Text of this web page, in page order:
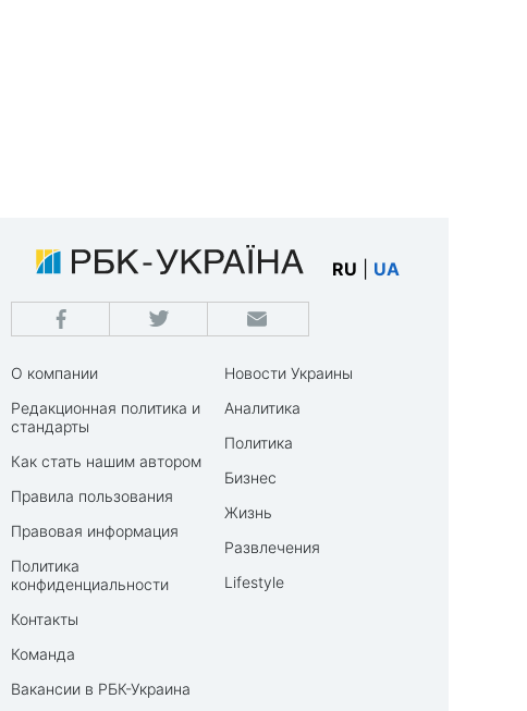
RU UA
О компании
Редакционная политика и
стандарты
Как стать нашим автором
Правила пользования
Правовая информация
Политика
конфиденциальности
Контакты
Команда
Вакансии в РБК-Украина
Новости Украины
Аналитика
Политика
Бизнес
Жизнь
Развлечения
Lifestyle